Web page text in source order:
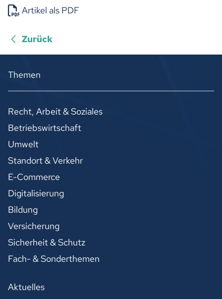
Artikel als PDF
Zurück
Themen
Recht, Arbeit & Soziales
Betriebswirtschaft
Umwelt
Standort & Verkehr
E-Commerce
Digitalisierung
Bildung
Versicherung
Sicherheit & Schutz
Fach- & Sonderthemen
Aktuelles